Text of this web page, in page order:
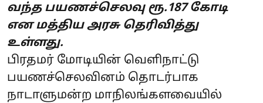
வந்த பயணச்செலவு ரூ.187 கோடி
என மத்திய அரசு தெரிவித்து
உள்ளது.
பிரதமர் மோடியின் வெளிநாட்டு
பயணச்செலவினம் தொடர்பாக
நாடாளுமன்ற மாநிலங்களவையில்